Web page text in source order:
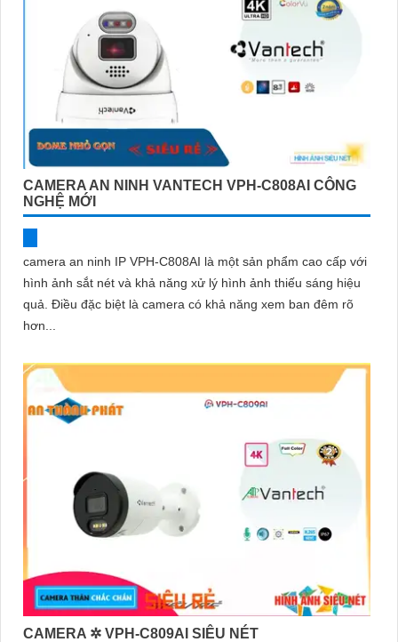
CAMERA AN NINH VANTECH VPH-C808AI CÔNG
NGHỆ MỚI
camera an ninh IP VPH-C808AI là một sản phẩm cao cấp với
hình ảnh sắt nét và khả năng xử lý hình ảnh thiếu sáng hiệu
quả. Điều đặc biệt là camera có khả năng xem ban đêm rõ
hơn...
CAMERA ✲ VPH-C809AI SIÊU NÉT